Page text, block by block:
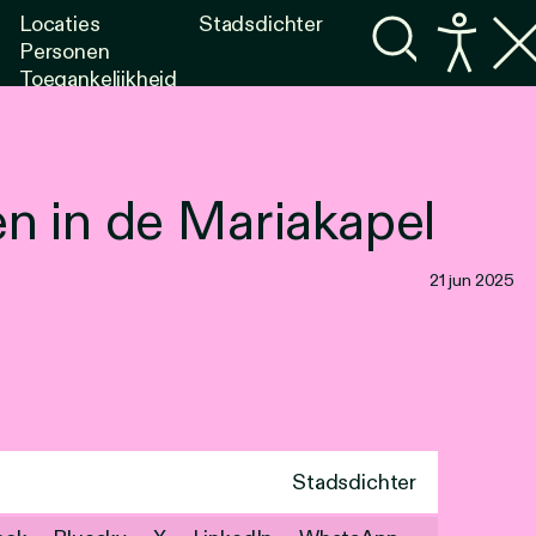
in de Mariakapel
21 jun 2025
Stadsdichter
Locaties
Personen
Toegankelijkheid
Stadsdichter